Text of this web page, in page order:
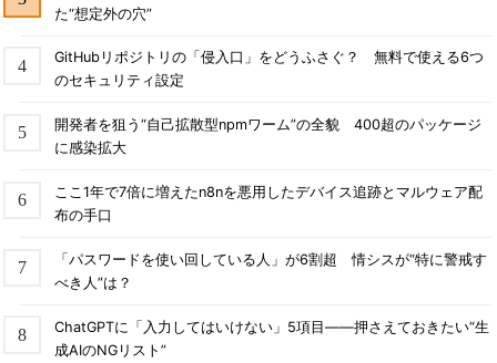
た“想定外の穴”
GitHubリポジトリの「侵入口」をどうふさぐ？ 無料で使える6つ
のセキュリティ設定
開発者を狙う“自己拡散型npmワーム”の全貌 400超のパッケージ
に感染拡大
ここ1年で7倍に増えたn8nを悪用したデバイス追跡とマルウェア配
布の手口
「パスワードを使い回している人」が6割超 情シスが“特に警戒す
べき人”は？
ChatGPTに「入力してはいけない」5項目――押さえておきたい“生
成AIのNGリスト”